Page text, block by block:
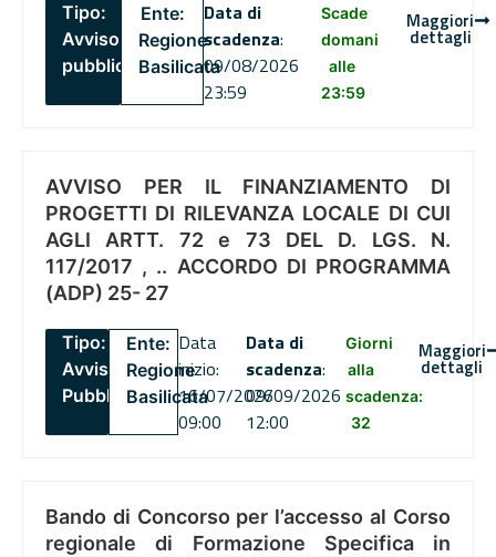
Tipo:
Avviso
pubblico
Ente:
Regione
Basilicata
Data di
scadenza:
09/08/2026
23:59
Scade
domani
alle
23:59
Maggiori
dettagli
AVVISO PER IL FINANZIAMENTO DI
PROGETTI DI RILEVANZA LOCALE DI CUI
AGLI ARTT. 72 e 73 DEL D. LGS. N.
117/2017 , .. ACCORDO DI PROGRAMMA
(ADP) 25- 27
Tipo:
Avviso
Pubblico
Ente:
Regione
Basilicata
Data
inizio:
16/07/2026
09:00
Data di
scadenza:
09/09/2026
12:00
Giorni
alla
scadenza:
32
Maggiori
dettagli
Bando di Concorso per l’accesso al Corso
regionale di Formazione Specifica in